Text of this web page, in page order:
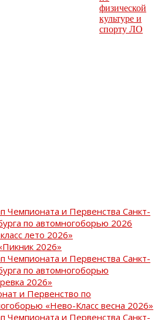
Чемпионата и Первенства Санкт-
по автомногоборью 2026
лето 2026»
2026»
Чемпионата и Первенства Санкт-
по автомногоборью
2026»
и Первенство по
«Нево-Класс весна 2026»
Чемпионата и Первенства Санкт-